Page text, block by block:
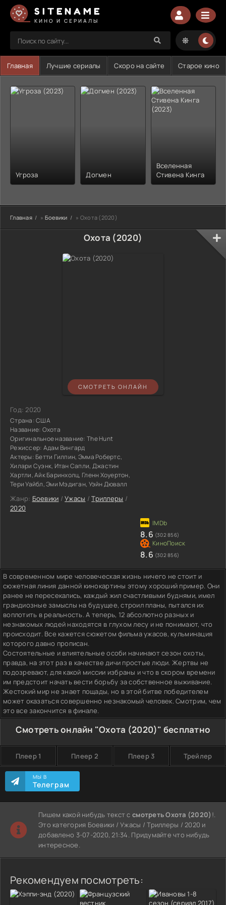
SITENAME
КИНО И СЕРИАЛЫ
Главная Лучшие сериалы Скоро на сайте Старое кино
Угроза Догмен
Вселенная
Стивена Кинга
Главная » Боевики » Охота (2020)
Охота (2020)
СМОТРЕТЬ ОНЛАЙН
Год:2020
Страна:США
Название: Охота
Оригинальное название: The Hunt
Режиссер: Адам Вингард
Актеры: Бетти Гилпин, Эмма Робертс,
Хилари Суэнк, Итан Сапли, Джастин
Хартли, Айк Баринхолц, Гленн Хоуертон,
Тери Уайбл, Эми Мэдиган, Уэйн Дювалл
Жанр: Боевики /Ужасы /Триллеры /
2020
8.6 (302 856)
8.6 (302 856)
В современном мире человеческая жизнь ничего не стоит и
сюжетная линия данной кинокартины этому хороший пример. Они
ранее не пересекались, каждый жил счастливыми буднями, имел
грандиозные замыслы на будущее, строил планы, пытался их
воплотить в реальность. А теперь, 12 абсолютно разных и
незнакомых людей находятся в глухом лесу и не понимают, что
происходит. Все кажется сюжетом фильма ужасов, кульминация
которого давно прописан.
Состоятельные и влиятельные особи начинают сезон охоты,
правда, на этот раз в качестве дичи простые люди. Жертвы не
подозревают, для какой миссии избраны и что в скором времени
им предстоит начать вести борьбу за собственное выживание.
Жестокий мир не знает пощады, но в этой битве победителем
может оказаться совершенно незнакомый человек. Смотрим, чем
это все закончится в финале.
Смотреть онлайн "Охота (2020)" бесплатно
Плеер 1 Плеер 2 Плеер 3 Трейлер
МЫ В
Телеграм
Пишем какой нибудь текст ссмотреть Охота (2020) !.
Это категория Боевики / Ужасы / Триллеры / 2020 и
добавлено 3-07-2020, 21:34. Придумайте что нибудь
интересное.
Рекомендуем посмотреть: